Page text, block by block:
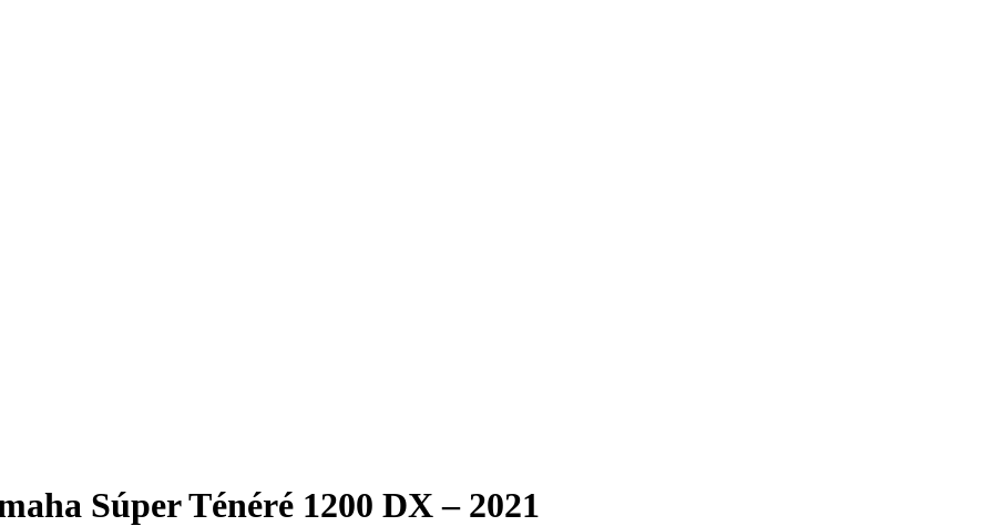
Súper Ténéré 1200 DX – 2021